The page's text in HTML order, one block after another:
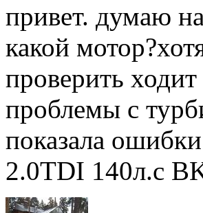
привет. думаю
какой
проверить
проблемы с
показала
2.0TDI 140л.с